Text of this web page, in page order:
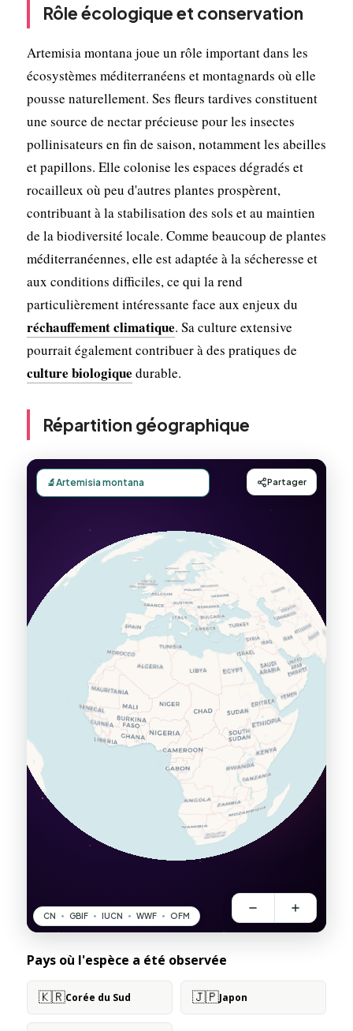
Rôle écologique et conservation
Artemisia montana joue un rôle important dans les
écosystèmes méditerranéens et montagnards où elle
pousse naturellement. Ses fleurs tardives constituent
une source de nectar précieuse pour les insectes
pollinisateurs en fin de saison, notamment les abeilles
et papillons. Elle colonise les espaces dégradés et
rocailleux où peu d'autres plantes prospèrent,
contribuant à la stabilisation des sols et au maintien
de la biodiversité locale. Comme beaucoup de plantes
méditerranéennes, elle est adaptée à la sécheresse et
aux conditions difficiles, ce qui la rend
particulièrement intéressante face aux enjeux du
réchauffement climatique. Sa culture extensive
pourrait également contribuer à des pratiques de
culture biologique durable.
Répartition géographique
Pays où l'espèce a été observée
🇰🇷Corée du Sud 🇯🇵Japon